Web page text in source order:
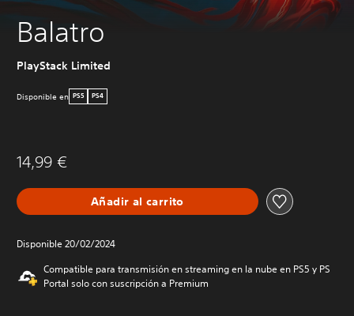
Balatro
PlayStack Limited
Disponible en PS5 PS4
14,99 €
Añadir al carrito
Disponible 20/02/2024
Compatible para transmisión en streaming en la nube en PS5 y PS
Portal solo con suscripción a Premium